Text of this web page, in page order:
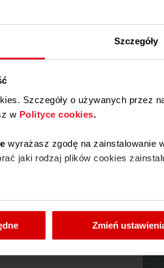
Szczegóły
Szczegóły o używanych przez
w Polityce cookies.
wyrażasz zgodę na zainstalowanie
jaki rodzaj plików cookies
wybrane przez Ciebie ustawienia
Zmień